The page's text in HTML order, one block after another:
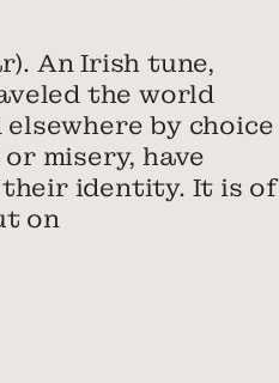
An Irish tune,
the world
by choice
misery, have
their identity. It is of
on